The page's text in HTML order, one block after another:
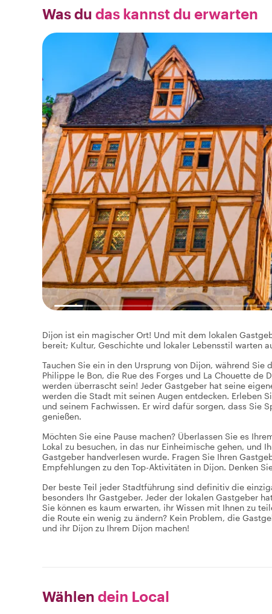
Was du das kannst du erwarten
Dijon ist ein magischer Ort! Und mit dem lokalen
bereit; Kultur, Geschichte und lokaler Lebensstil warten
Tauchen Sie ein in den Ursprung von Dijon, während
Philippe le Bon, die Rue des Forges und La Chouette de
werden überrascht sein! Jeder Gastgeber hat seine
werden die Stadt mit seinen Augen entdecken. Erleben
und seinem Fachwissen. Er wird dafür sorgen, dass Sie
genießen.
Möchten Sie eine Pause machen? Überlassen Sie es
Lokal zu besuchen, in das nur Einheimische gehen, und
Gastgeber handverlesen wurde. Fragen Sie Ihren
Empfehlungen zu den Top-Aktivitäten in Dijon. Denken
Der beste Teil jeder Stadtführung sind definitiv die
besonders Ihr Gastgeber. Jeder der lokalen Gastgeber
Sie können es kaum erwarten, ihr Wissen mit Ihnen zu
die Route ein wenig zu ändern? Kein Problem, die
und ihr Dijon zu Ihrem Dijon machen!
Wählen dein Local